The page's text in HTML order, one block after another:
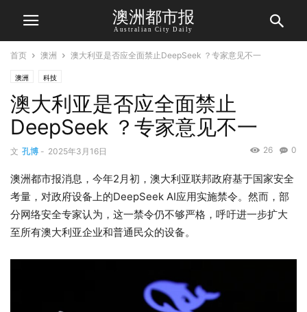
澳洲都市报
Australian City Daily
首页 澳洲 澳大利亚是否应全面禁止DeepSeek ？专家意见不一
澳洲 科技
澳大利亚是否应全面禁止
DeepSeek ？专家意见不一
文 孔博 - 2025年3月16日 0
26
澳洲都市报消息，今年2月初，澳大利亚联邦政府基于国家安全
考量，对政府设备上的DeepSeek AI应用实施禁令。然而，部
分网络安全专家认为，这一禁令仍不够严格，呼吁进一步扩大
至所有澳大利亚企业和普通民众的设备。